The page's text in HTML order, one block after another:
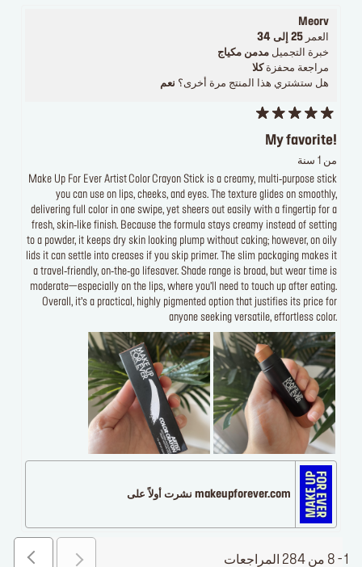
Meorv
العمر 25 إلى 34
خبرة التجميل مدمن مكياج
مراجعة محفزة كلا
هل ستشتري هذا المنتج مرة أخرى؟ نعم
My favorite!
من 1 سنة
Make Up For Ever Artist Color Crayon Stick is a creamy, multi‑purpose stick
you can use on lips, cheeks, and eyes. The texture glides on smoothly,
delivering full color in one swipe, yet sheers out easily with a fingertip for a
fresh, skin‑like finish. Because the formula stays creamy instead of setting
to a powder, it keeps dry skin looking plump without caking; however, on oily
lids it can settle into creases if you skip primer. The slim packaging makes it
a travel‑friendly, on‑the‑go lifesaver. Shade range is broad, but wear time is
moderate—especially on the lips, where you’ll need to touch up after eating.
Overall, it’s a practical, highly pigmented option that justifies its price for
anyone seeking versatile, effortless color.
makeupforever.com نشرت أولاً على
1 - 8 من 284 المراجعات